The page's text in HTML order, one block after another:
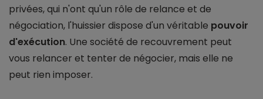
privées, qui n'ont qu'un rôle de relance et de
négociation, l'huissier dispose d'un véritable pouvoir
d'exécution. Une société de recouvrement peut
vous relancer et tenter de négocier, mais elle ne
peut rien imposer.